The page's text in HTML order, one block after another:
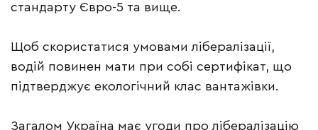
стандарту Євро-5 та вище.
Щоб скористатися умовами лібералізації,
водій повинен мати при собі сертифікат, що
підтверджує екологічний клас вантажівки.
Загалом Україна має угоди про лібералізацію